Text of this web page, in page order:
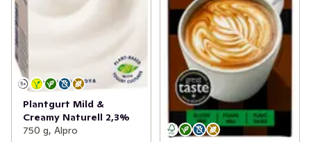
Plantgurt Mild &
Creamy Naturell 2,3%
750 g, Alpro